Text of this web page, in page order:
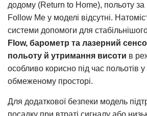
додому (Return to Home), польоту
Follow Me у моделі відсутні.
системи допомоги для
Flow, барометр та лазерний
польоту й утримання висоти в
особливо корисно під час польотів
обмеженому просторі.
Для додаткової безпеки модель
посадку при втраті сигналу або